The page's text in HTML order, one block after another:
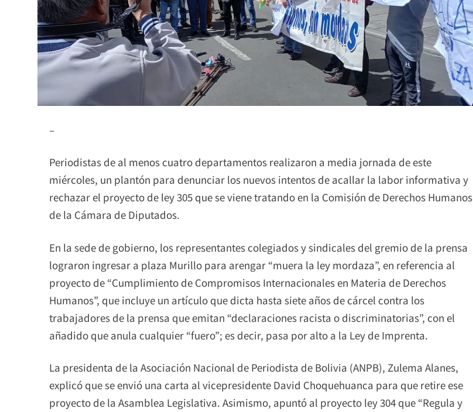
–
Periodistas de al menos cuatro departamentos realizaron a media jornada de este
miércoles, un plantón para denunciar los nuevos intentos de acallar la labor informativa y
rechazar el proyecto de ley 305 que se viene tratando en la Comisión de Derechos Humanos
de la Cámara de Diputados.
En la sede de gobierno, los representantes colegiados y sindicales del gremio de la prensa
lograron ingresar a plaza Murillo para arengar “muera la ley mordaza”, en referencia al
proyecto de “Cumplimiento de Compromisos Internacionales en Materia de Derechos
Humanos”, que incluye un artículo que dicta hasta siete años de cárcel contra los
trabajadores de la prensa que emitan “declaraciones racista o discriminatorias”, con el
añadido que anula cualquier “fuero”; es decir, pasa por alto a la Ley de Imprenta.
La presidenta de la Asociación Nacional de Periodista de Bolivia (ANPB), Zulema Alanes,
explicó que se envió una carta al vicepresidente David Choquehuanca para que retire ese
proyecto de la Asamblea Legislativa. Asimismo, apuntó al proyecto ley 304 que “Regula y